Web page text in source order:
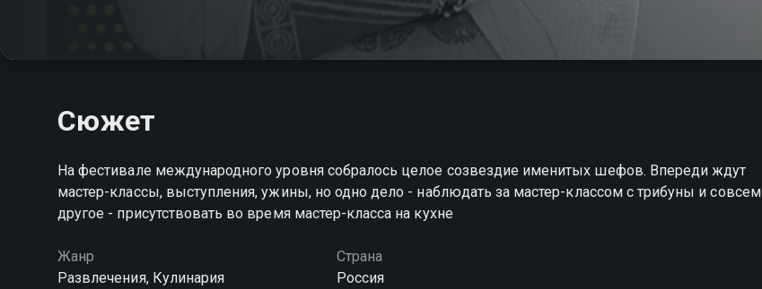
Сюжет
На фестивале международного уровня собралось целое созвездие именитых шефов. Впереди ждут
мастер-классы, выступления, ужины, но одно дело - наблюдать за мастер-классом с трибуны и совсем
другое - присутствовать во время мастер-класса на кухне
Жанр
Развлечения, Кулинария
Страна
Россия